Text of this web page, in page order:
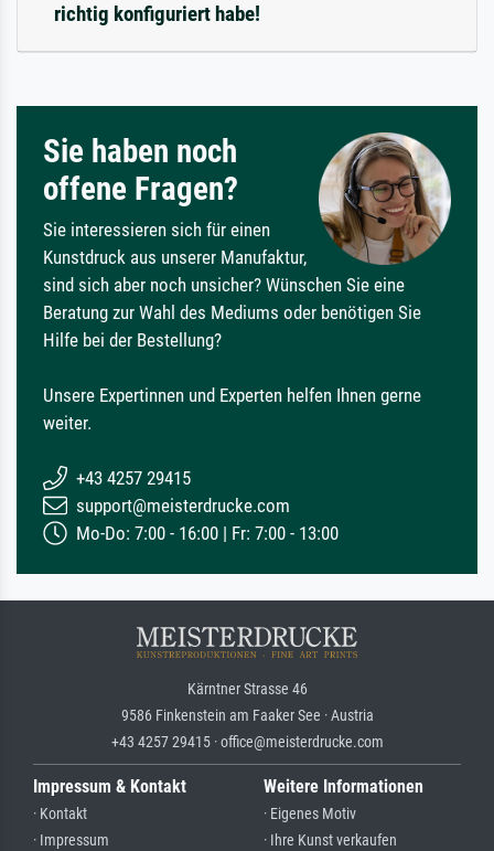
richtig konfiguriert habe!
Sie haben noch
offene Fragen?
Sie interessieren sich für einen
Kunstdruck aus unserer Manufaktur,
sind sich aber noch unsicher? Wünschen Sie eine
Beratung zur Wahl des Mediums oder benötigen Sie
Hilfe bei der Bestellung?
Unsere Expertinnen und Experten helfen Ihnen gerne
weiter.
+43 4257 29415
support@meisterdrucke.com
Mo-Do: 7:00 - 16:00 | Fr: 7:00 - 13:00
Kärntner Strasse 46
9586 Finkenstein am Faaker See · Austria
+43 4257 29415 · office@meisterdrucke.com
Impressum & Kontakt
· Kontakt
· Impressum
Weitere Informationen
· Eigenes Motiv
· Ihre Kunst verkaufen